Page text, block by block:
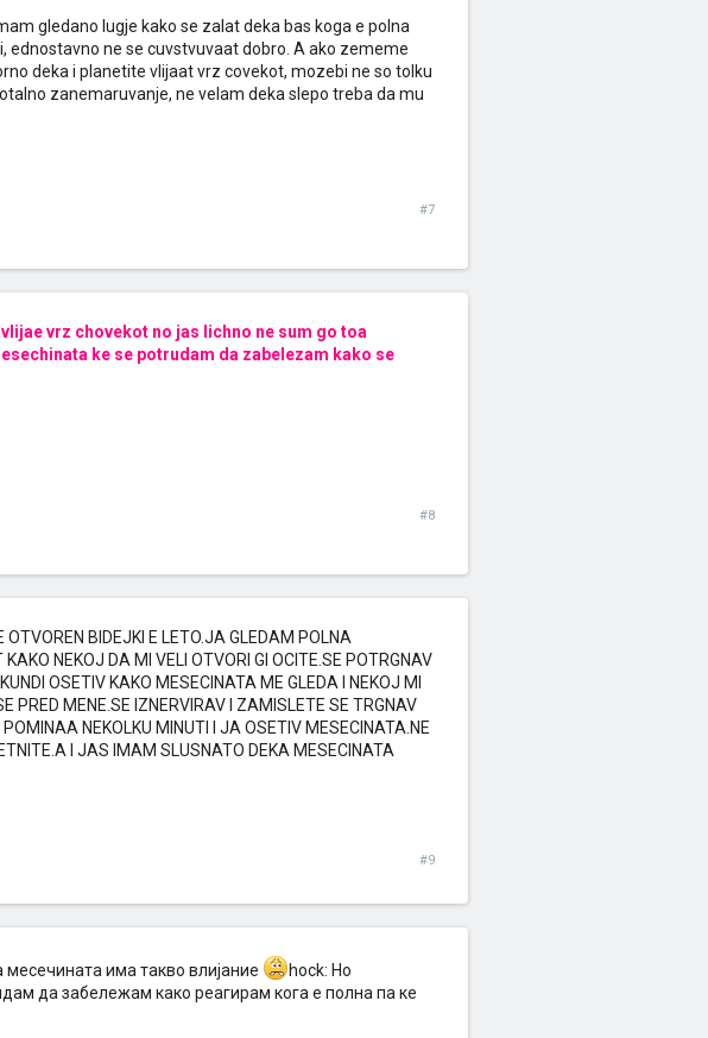
gledano lugje kako se zalat deka bas koga e polna
ne se cuvstvuvaat dobro. A ako zememe
deka i planetite vlijaat vrz covekot, mozebi ne so tolku
zanemaruvanje, ne velam deka slepo treba da mu
#7
vrz chovekot no jas lichno ne sum go toa
ke se potrudam da zabelezam kako se
#8
BIDEJKI E LETO.JA GLEDAM POLNA
NEKOJ DA MI VELI OTVORI GI OCITE.SE POTRGNAV
OSETIV KAKO MESECINATA ME GLEDA I NEKOJ MI
PRED MENE.SE IZNERVIRAV I ZAMISLETE SE TRGNAV
NEKOLKU MINUTI I JA OSETIV MESECINATA.NE
I JAS IMAM SLUSNATO DEKA MESECINATA
#9
има такво влијание
hock: Но
да забележам како реагирам кога е полна па ке